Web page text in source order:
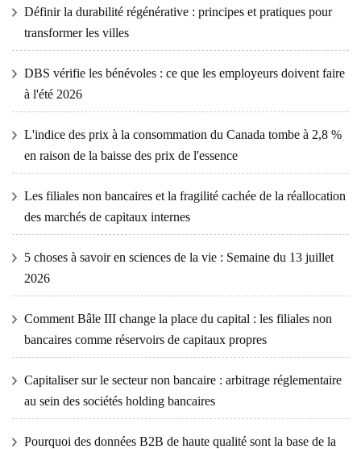
Définir la durabilité régénérative : principes et pratiques pour
transformer les villes
DBS vérifie les bénévoles : ce que les employeurs doivent faire
à l'été 2026
L'indice des prix à la consommation du Canada tombe à 2,8 %
en raison de la baisse des prix de l'essence
Les filiales non bancaires et la fragilité cachée de la réallocation
des marchés de capitaux internes
5 choses à savoir en sciences de la vie : Semaine du 13 juillet
2026
Comment Bâle III change la place du capital : les filiales non
bancaires comme réservoirs de capitaux propres
Capitaliser sur le secteur non bancaire : arbitrage réglementaire
au sein des sociétés holding bancaires
Pourquoi des données B2B de haute qualité sont la base de la